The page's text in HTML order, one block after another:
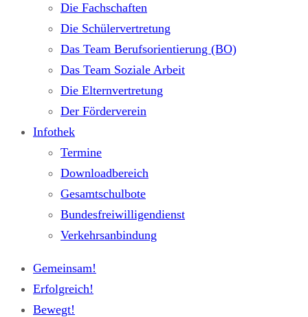
Die Fachschaften
Die Schülervertretung
Das Team Berufsorientierung (BO)
Das Team Soziale Arbeit
Die Elternvertretung
Der Förderverein
Infothek
Termine
Downloadbereich
Gesamtschulbote
Bundesfreiwilligendienst
Verkehrsanbindung
Gemeinsam!
Erfolgreich!
Bewegt!